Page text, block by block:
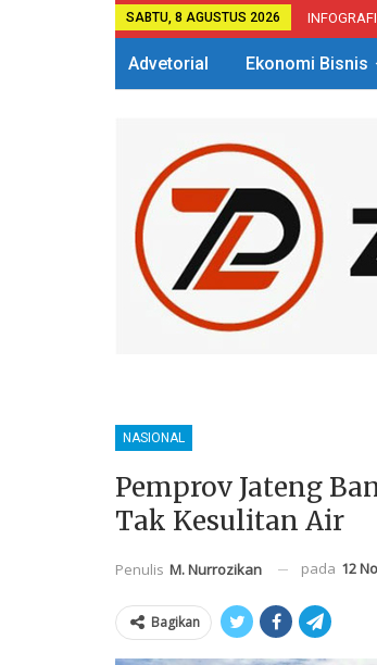
SABTU, 8 AGUSTUS 2026
Advetorial Ekonomi Bisnis
NASIONAL
Pemprov Jateng
Tak Kesulitan Air
Penulis M. Nurrozikan pada 12
Bagikan